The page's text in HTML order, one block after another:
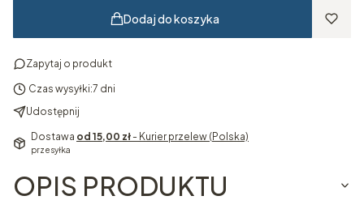
Dodaj do koszyka
Zapytaj o produkt
Czas wysyłki:7 dni
Udostępnij
Dostawa od 15,00 zł - Kurier przelew (Polska)
przesyłka
OPIS PRODUKTU